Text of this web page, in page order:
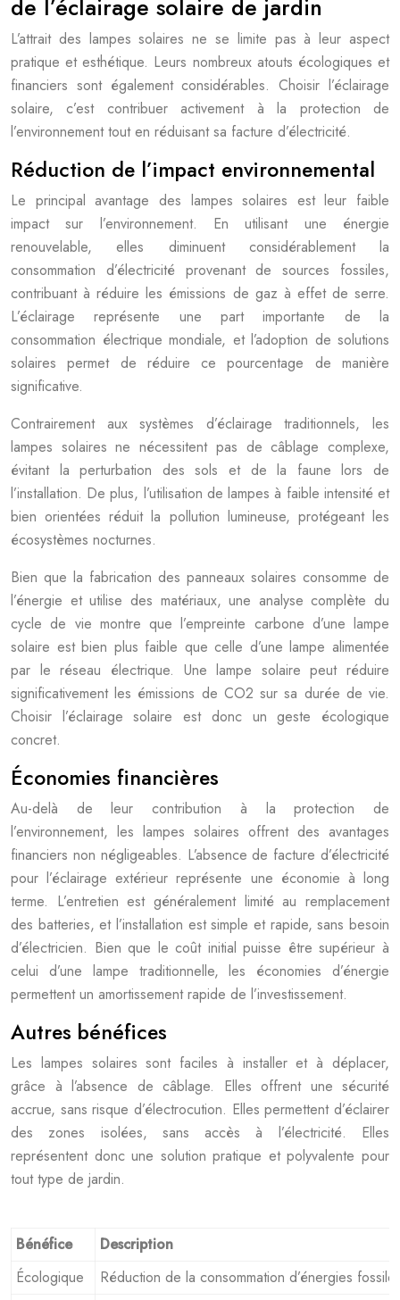
de l’éclairage solaire de jardin
L’attrait des lampes solaires ne se limite pas à leur aspect
pratique et esthétique. Leurs nombreux atouts écologiques et
financiers sont également considérables. Choisir l’éclairage
solaire, c’est contribuer activement à la protection de
l’environnement tout en réduisant sa facture d’électricité.
Réduction de l’impact environnemental
Le principal avantage des lampes solaires est leur faible
impact sur l’environnement. En utilisant une énergie
renouvelable, elles diminuent considérablement la
consommation d’électricité provenant de sources fossiles,
contribuant à réduire les émissions de gaz à effet de serre.
L’éclairage représente une part importante de la
consommation électrique mondiale, et l’adoption de solutions
solaires permet de réduire ce pourcentage de manière
significative.
Contrairement aux systèmes d’éclairage traditionnels, les
lampes solaires ne nécessitent pas de câblage complexe,
évitant la perturbation des sols et de la faune lors de
l’installation. De plus, l’utilisation de lampes à faible intensité et
bien orientées réduit la pollution lumineuse, protégeant les
écosystèmes nocturnes.
Bien que la fabrication des panneaux solaires consomme de
l’énergie et utilise des matériaux, une analyse complète du
cycle de vie montre que l’empreinte carbone d’une lampe
solaire est bien plus faible que celle d’une lampe alimentée
par le réseau électrique. Une lampe solaire peut réduire
significativement les émissions de CO2 sur sa durée de vie.
Choisir l’éclairage solaire est donc un geste écologique
concret.
Économies financières
Au-delà de leur contribution à la protection de
l’environnement, les lampes solaires offrent des avantages
financiers non négligeables. L’absence de facture d’électricité
pour l’éclairage extérieur représente une économie à long
terme. L’entretien est généralement limité au remplacement
des batteries, et l’installation est simple et rapide, sans besoin
d’électricien. Bien que le coût initial puisse être supérieur à
celui d’une lampe traditionnelle, les économies d’énergie
permettent un amortissement rapide de l’investissement.
Autres bénéfices
Les lampes solaires sont faciles à installer et à déplacer,
grâce à l’absence de câblage. Elles offrent une sécurité
accrue, sans risque d’électrocution. Elles permettent d’éclairer
des zones isolées, sans accès à l’électricité. Elles
représentent donc une solution pratique et polyvalente pour
tout type de jardin.
Bénéfice
Description
Écologique
Réduction de la consommation d’énergies